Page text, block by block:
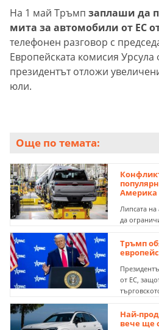
На 1 май Тръмп заплаши да
мита за автомобили от ЕС
телефонен разговор с
Европейската комисия
президентът отложи
юли.
Още по темата:
Америка
Липсата
да
Тръмп
от ЕС,
Най-
вече ще